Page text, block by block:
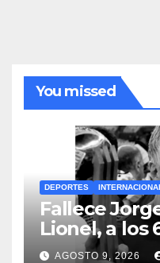
You missed
DEPORTES INTERNACIONAL
Fallece
Lionel, a los
Rosario
AGOSTO 9, 2026